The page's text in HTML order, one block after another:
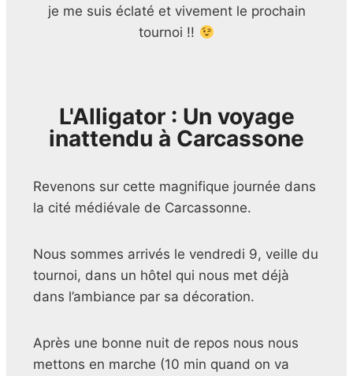
je me suis éclaté et vivement le prochain
tournoi !!
L'Alligator : Un voyage
inattendu à Carcassone
Revenons sur cette magnifique journée dans
la cité médiévale de Carcassonne.
Nous sommes arrivés le vendredi 9, veille du
tournoi, dans un hôtel qui nous met déjà
dans l’ambiance par sa décoration.
Après une bonne nuit de repos nous nous
mettons en marche (10 min quand on va